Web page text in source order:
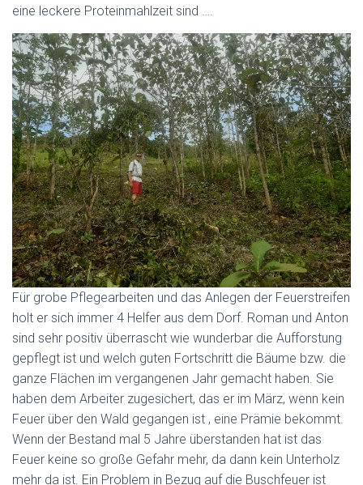
eine leckere Proteinmahlzeit sind ….
Für grobe Pflegearbeiten und das Anlegen der Feuerstreifen
holt er sich immer 4 Helfer aus dem Dorf. Roman und Anton
sind sehr positiv überrascht wie wunderbar die Aufforstung
gepflegt ist und welch guten Fortschritt die Bäume bzw. die
ganze Flächen im vergangenen Jahr gemacht haben. Sie
haben dem Arbeiter zugesichert, das er im März, wenn kein
Feuer über den Wald gegangen ist , eine Prämie bekommt.
Wenn der Bestand mal 5 Jahre überstanden hat ist das
Feuer keine so große Gefahr mehr, da dann kein Unterholz
mehr da ist. Ein Problem in Bezug auf die Buschfeuer ist